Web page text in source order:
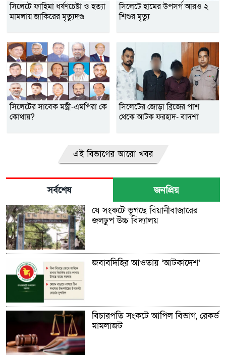
সিলেটে ফাহিমা ধর্ষণচেষ্টা ও হত্যা
মামলায় জাকিরের মৃত্যুদণ্ড
সিলেটে হামের উপসর্গ আরও ২
শিশুর মৃত্যু
সিলেটের সাবেক মন্ত্রী-এমপিরা কে
কোথায়?
সিলেটের জোড়া ব্রিজের পাশ
থেকে আটক ফরহাদ- বাদশা
এই বিভাগের আরো খবর
সর্বশেষ জনপ্রিয়
যে সংকটে ভূগছে বিয়ানীবাজারের
জলঢুপ উচ্চ বিদ্যালয়
জবাবদিহির আওতায় ‘আটকাদেশ’
বিচারপতি সংকটে আপিল বিভাগ, রেকর্ড
মামলাজট